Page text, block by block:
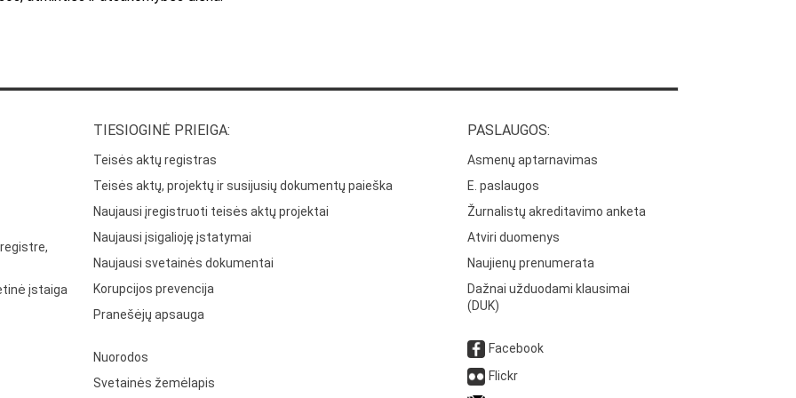
įstaiga
TIESIOGINĖ PRIEIGA:
Teisės aktų registras
Teisės aktų, projektų ir susijusių dokumentų paieška
Naujausi įregistruoti teisės aktų projektai
Naujausi įsigalioję įstatymai
Naujausi svetainės dokumentai
Korupcijos prevencija
Pranešėjų apsauga
Nuorodos
Svetainės žemėlapis
PASLAUGOS:
Asmenų aptarnavimas
E. paslaugos
Žurnalistų akreditavimo anketa
Atviri duomenys
Naujienų prenumerata
Dažnai užduodami klausimai
(DUK)
Facebook
Flickr